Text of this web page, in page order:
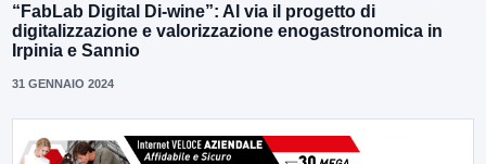
“FabLab Digital Di-wine”: Al via il progetto di
digitalizzazione e valorizzazione enogastronomica in
Irpinia e Sannio
31 GENNAIO 2024